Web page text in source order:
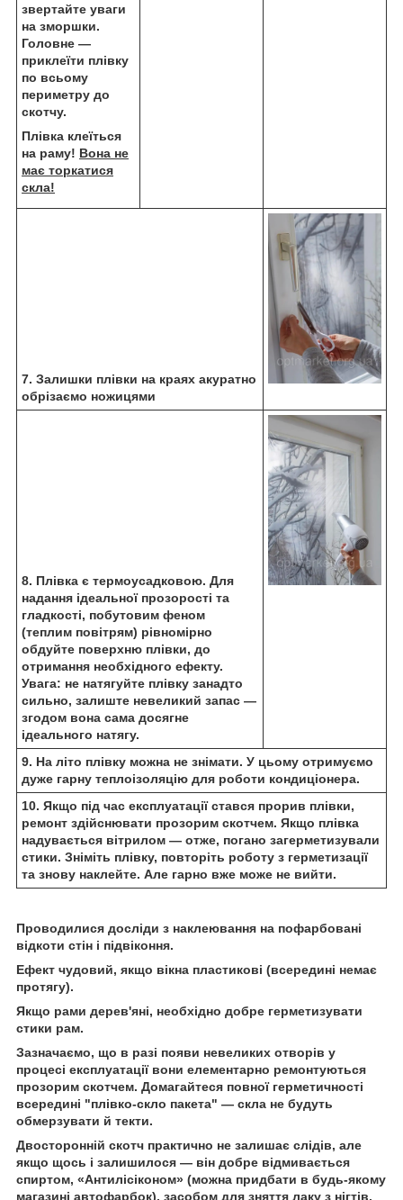
звертайте уваги
на зморшки.
Головне —
приклеїти плівку
по всьому
периметру до
скотчу.
Плівка клеїться
на раму! Вона не
має торкатися
скла!
7. Залишки плівки на краях акуратно
обрізаємо ножицями
8. Плівка є термоусадковою. Для
надання ідеальної прозорості та
гладкості, побутовим феном
(теплим повітрям) рівномірно
обдуйте поверхню плівки, до
отримання необхідного ефекту.
Увага: не натягуйте плівку занадто
сильно, залиште невеликий запас —
згодом вона сама досягне
ідеального натягу.
9. На літо плівку можна не знімати. У цьому отримуємо
дуже гарну теплоізоляцію для роботи кондиціонера.
10. Якщо під час експлуатації стався прорив плівки,
ремонт здійснювати прозорим скотчем. Якщо плівка
надувається вітрилом — отже, погано загерметизували
стики. Зніміть плівку, повторіть роботу з герметизації
та знову наклейте. Але гарно вже може не вийти.
Проводилися досліди з наклеювання на пофарбовані
відкоти стін і підвіконня.
Ефект чудовий, якщо вікна пластикові (всередині немає
протягу).
Якщо рами дерев'яні, необхідно добре герметизувати
стики рам.
Зазначаємо, що в разі появи невеликих отворів у
процесі експлуатації вони елементарно ремонтуються
прозорим скотчем. Домагайтеся повної герметичності
всередині "плівко-скло пакета" — скла не будуть
обмерзувати й текти.
Двосторонній скотч практично не залишає слідів, але
якщо щось і залишилося — він добре відмивається
спиртом, «Антилісіконом» (можна придбати в будь-якому
магазині автофарбок), засобом для зняття лаку з нігтів,